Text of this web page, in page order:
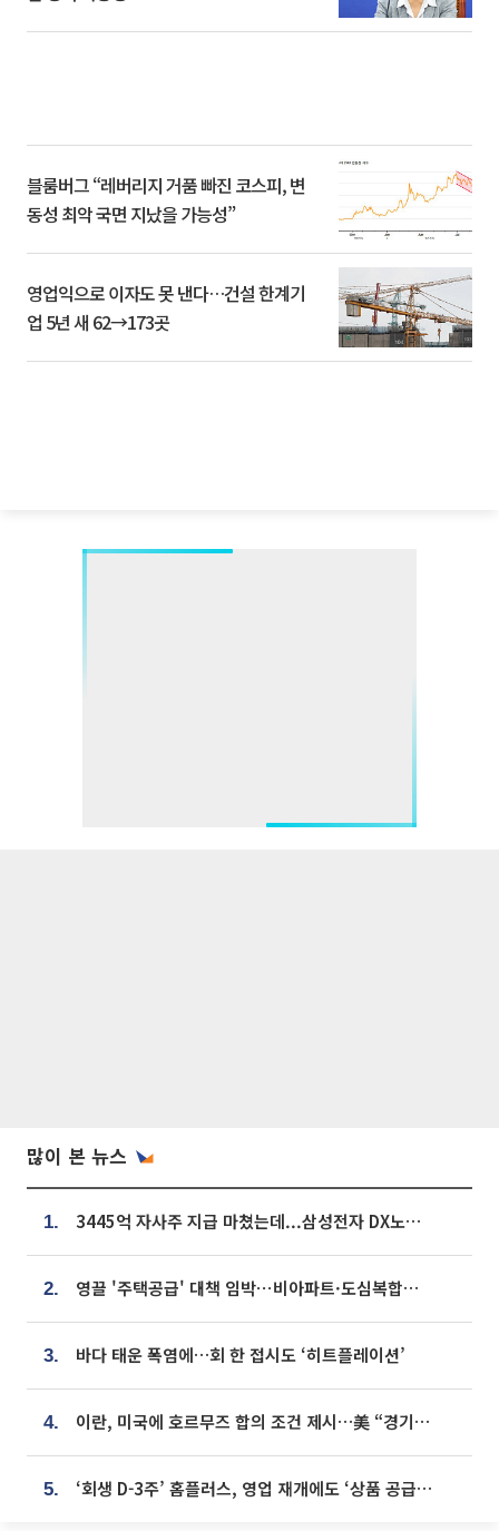
블룸버그 “레버리지 거품 빠진 코스피, 변
동성 최악 국면 지났을 가능성”
영업익으로 이자도 못 낸다…건설 한계기
업 5년 새 62→173곳
많이 본 뉴스
1. 3445억 자사주 지급 마쳤는데...삼성전자 DX노조, 뒤늦은 '떼쓰기 집회'
2. 영끌 '주택공급' 대책 임박⋯비아파트·도심복합까지 총동원
3. 바다 태운 폭염에…회 한 접시도 ‘히트플레이션’
4. 이란, 미국에 호르무즈 합의 조건 제시…美 “경기 아직 안 끝나” [종합]
5. ‘회생 D-3주’ 홈플러스, 영업 재개에도 ‘상품 공급망’ 복구가 생존 관건